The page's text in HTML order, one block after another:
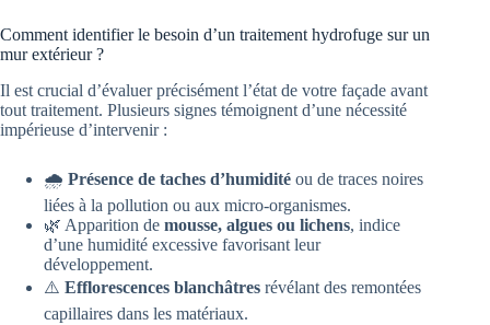
Comment identifier le besoin d’un traitement hydrofuge sur un
mur extérieur ?
Il est crucial d’évaluer précisément l’état de votre façade avant
tout traitement. Plusieurs signes témoignent d’une nécessité
impérieuse d’intervenir :
🌧️ Présence de taches d’humidité ou de traces noires
liées à la pollution ou aux micro-organismes.
🌿 Apparition de mousse, algues ou lichens, indice
d’une humidité excessive favorisant leur
développement.
⚠️ Efflorescences blanchâtres révélant des remontées
capillaires dans les matériaux.